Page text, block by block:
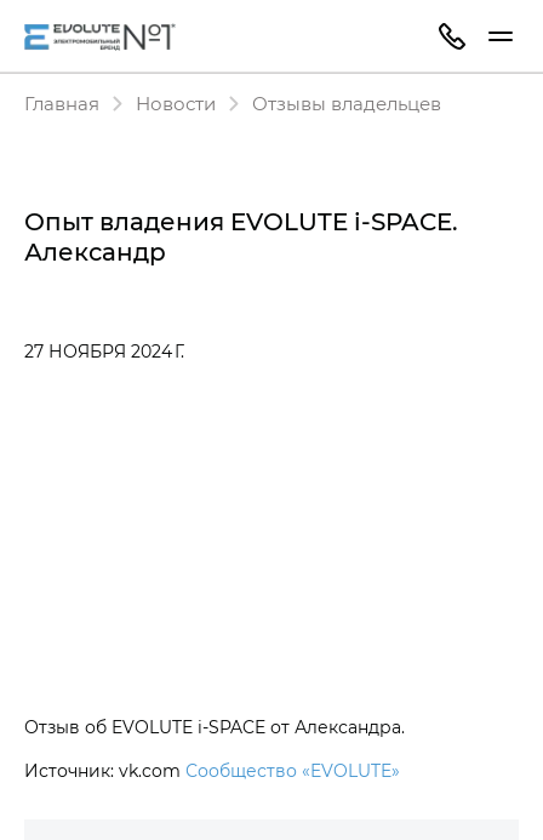
Главная Новости Отзывы владельцев
Опыт владения EVOLUTE i‑SPACE.
Александр
27 НОЯБРЯ 2024 Г.
Отзыв об EVOLUTE i‑SPACE от Александра.
Источник: vk.com Сообщество «EVOLUTE»